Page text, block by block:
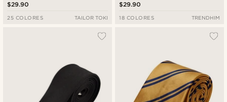
$29.90
25 COLORES TAILOR TOKI
$29.90
18 COLORES TRENDHIM